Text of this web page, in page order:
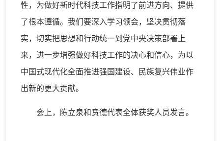
性，为做好新时代科技工作指明了前进方向、提供
了根本遵循。我们要深入学习领会，坚决贯彻落
实，切实把思想和行动统一到党中央决策部署上
来，进一步增强做好科技工作的决心和信心，为以
中国式现代化全面推进强国建设、民族复兴伟业作
出新的更大贡献。
会上，陈立泉和贲德代表全体获奖人员发言。